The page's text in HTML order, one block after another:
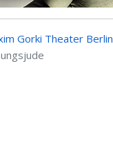
Gorki Theater Berlin